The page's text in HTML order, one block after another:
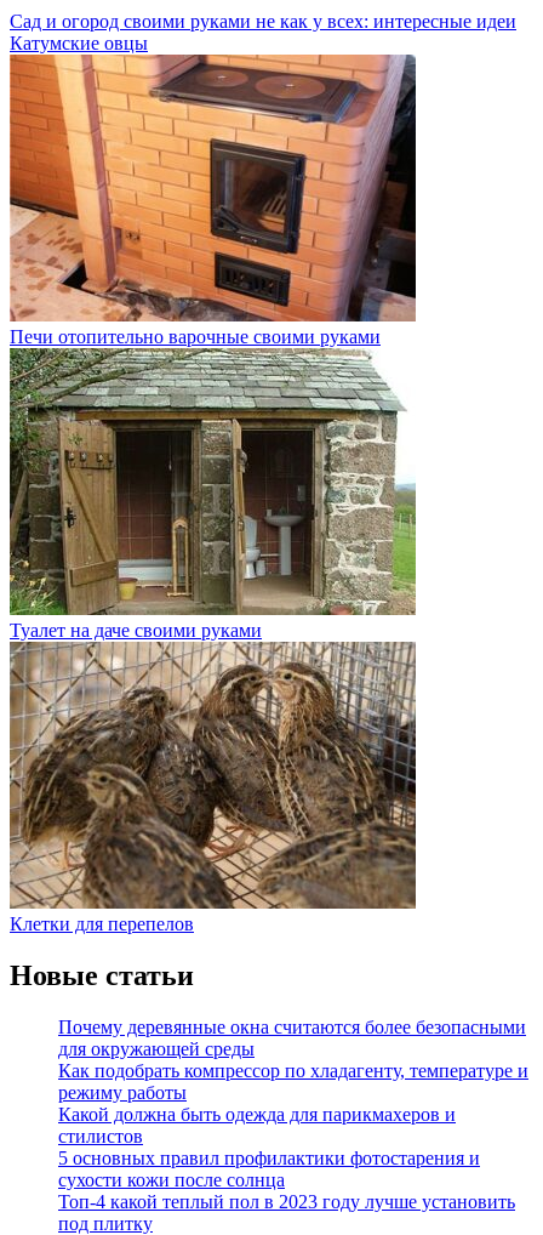
Сад и огород своими руками не как у всех: интересные идеи
Катумские овцы
Печи отопительно варочные своими руками
Туалет на даче своими руками
Клетки для перепелов
Новые статьи
Почему деревянные окна считаются более безопасными
для окружающей среды
Как подобрать компрессор по хладагенту, температуре и
режиму работы
Какой должна быть одежда для парикмахеров и
стилистов
5 основных правил профилактики фотостарения и
сухости кожи после солнца
Топ-4 какой теплый пол в 2023 году лучше установить
под плитку